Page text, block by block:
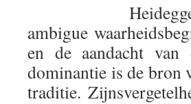
Heidegger’s
ambigue
en de aandacht van
dominantie is de bron
traditie.